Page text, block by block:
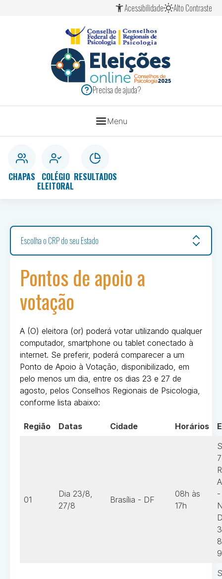
Acessibilidade Alto Contraste
ELEIÇÕES
2025
SISTEMA
CONSELHOS
PSICOLOGIA
Precisa de ajuda?
Menu
CHAPAS COLÉGIO
ELEITORAL
RESULTADOS
Escolha o CRP do seu Estado
Pontos de apoio a
votação
A (O) eleitora (or) poderá votar utilizando qualquer
computador, smartphone ou tablet conectado à
internet. Se preferir, poderá comparecer a um
Ponto de Apoio à Votação, disponibilizado, em
pelo menos um dia, entre os dias 23 e 27 de
agosto, pelos Conselhos Regionais de Psicologia,
conforme lista abaixo:
Região Datas Cidade Horários
01
Dia 23/8,
27/8
Brasília - DF
08h às
17h
-